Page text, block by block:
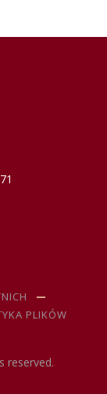
PLIKÓW
reserved.